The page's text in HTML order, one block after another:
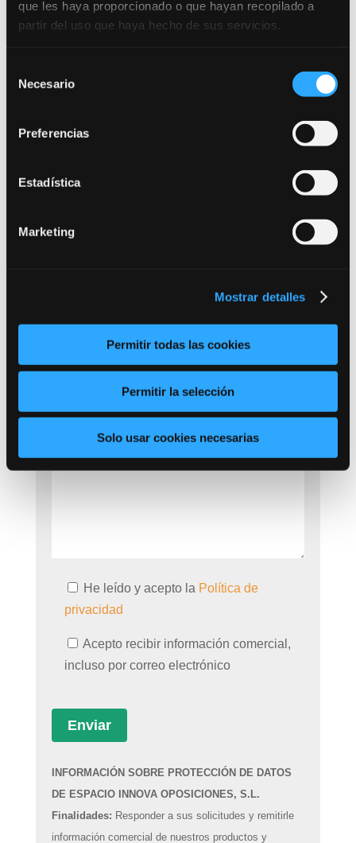
que les haya proporcionado o que hayan recopilado a
partir del uso que haya hecho de sus servicios.
Necesario
Preferencias
Estadística
Marketing
Mostrar detalles
Permitir todas las cookies
Permitir la selección
Solo usar cookies necesarias
He leído y acepto la Política de
privacidad
Acepto recibir información comercial,
incluso por correo electrónico
INFORMACIÓN SOBRE PROTECCIÓN DE DATOS
DE ESPACIO INNOVA OPOSICIONES, S.L.
Finalidades: Responder a sus solicitudes y remitirle
información comercial de nuestros productos y